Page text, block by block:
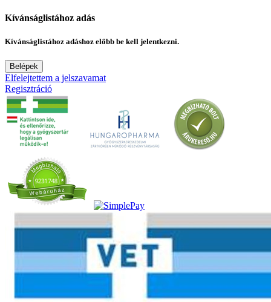
Kívánságlistához adás
Kívánságlistához adáshoz előbb be kell jelentkezni.
Belépek
Elfelejtettem a jelszavamat
Regisztráció